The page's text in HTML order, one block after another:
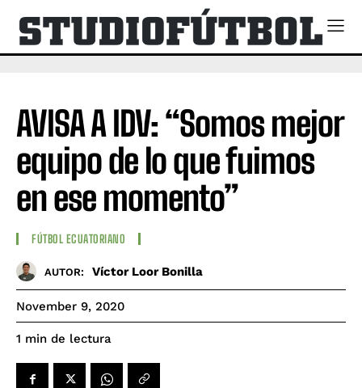
AVISA A IDV: “Somos mejor
equipo de lo que fuimos
en ese momento”
FÚTBOL ECUATORIANO
AUTOR: Víctor Loor Bonilla
November 9, 2020
1 min de lectura